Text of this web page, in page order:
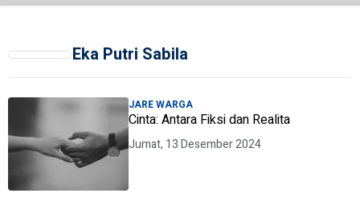
Eka Putri Sabila
JARE WARGA
Cinta: Antara Fiksi dan Realita
Jumat, 13 Desember 2024